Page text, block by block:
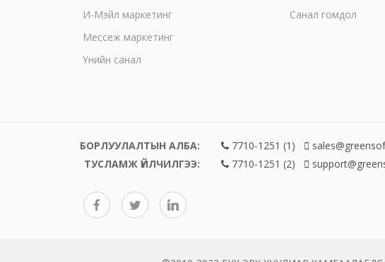
И-Мэйл маркетинг
Mессеж маркетинг
Үнийн санал
Санал гомдол
БОРЛУУЛАЛТЫН АЛБА: 7710-1251 (1)
ТУСЛАМЖ ҮЙЛЧИЛГЭЭ:
7710-1251 (2)